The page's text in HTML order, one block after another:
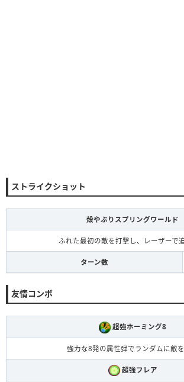
ストライクショット
殻やぶりスプリングワールド
ふれた最初の敵を打撃し、レーザーで
ターン数
友情コンボ
超強ホーミング8
強力な8発の属性弾でランダムに敵
超強フレア